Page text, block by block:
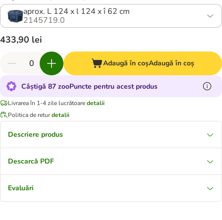
aprox. L 124 x l 124 x î 62 cm
2145719.0
433,90 lei
Adaugă în coșAdaugă în coș
Câștigă 87 zooPuncte pentru acest produs
Livrarea în 1-4 zile lucrătoaredetalii
Politica de returdetalii
Descriere produs
Descarcă PDF
Evaluări